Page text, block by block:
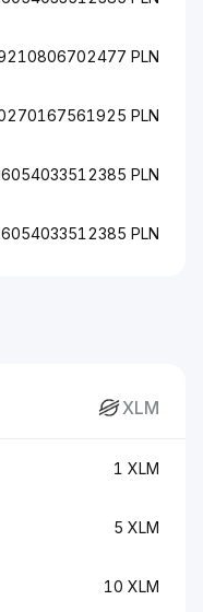
PLN
PLN
PLN
PLN
XLM
1 XLM
5 XLM
10 XLM